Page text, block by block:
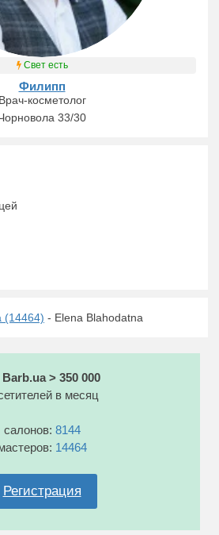
Свет есть
Филипп
Врач-косметолог
33/30
(14464) - Elena Blahodatna
> 350 000
в месяц
салонов: 8144
14464
Регистрация